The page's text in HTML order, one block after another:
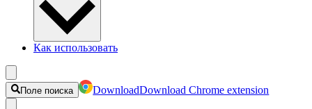
Как использовать
Поле поиска DownloadDownload Chrome extension